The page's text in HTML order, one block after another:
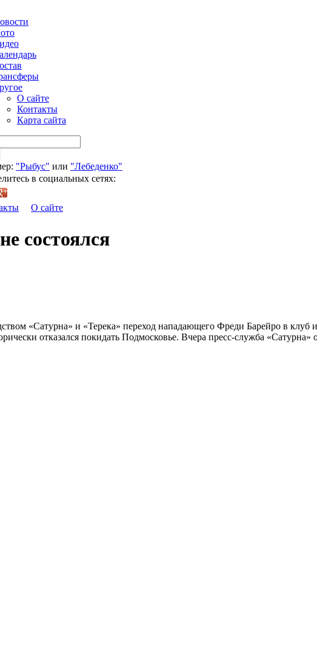
О сайте
Контакты
Карта сайта
"Рыбус" или "Лебеденко"
в социальных сетях:
О сайте
состоялся
«Сатурна» и «Терека» переход нападающего Фреди Барейро в клуб
отказался покидать Подмосковье. Вчера пресс-служба